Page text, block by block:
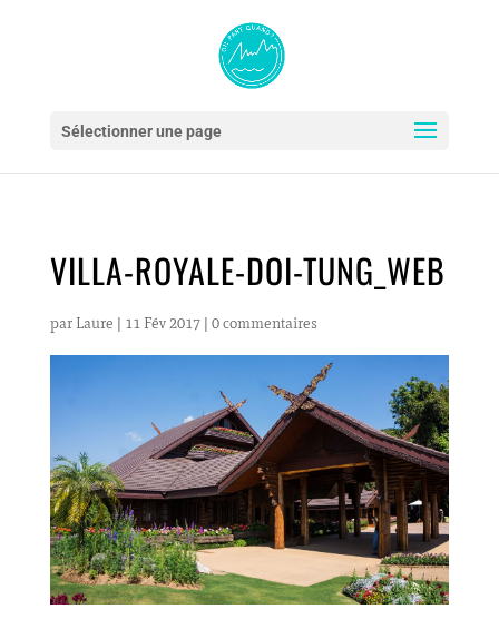
Sélectionner une page
VILLA-ROYALE-DOI-TUNG_WEB
par Laure | 11 Fév 2017| 0 commentaires